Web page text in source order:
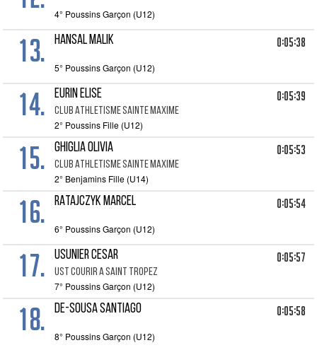
4° Poussins Garçon (U12)
13. HANSAL MALIK 0:05:38
5° Poussins Garçon (U12)
14. EURIN ELISE
CLUB ATHLETISME SAINTE MAXIME
0:05:39
2° Poussins Fille (U12)
15. GHIGLIA OLIVIA
CLUB ATHLETISME SAINTE MAXIME
0:05:53
2° Benjamins Fille (U14)
16. RATAJCZYK MARCEL 0:05:54
6° Poussins Garçon (U12)
17. USUNIER CESAR
UST COURIR A SAINT TROPEZ
0:05:57
7° Poussins Garçon (U12)
18. DE-SOUSA SANTIAGO 0:05:58
8° Poussins Garçon (U12)